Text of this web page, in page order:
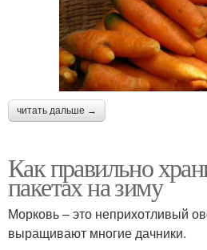
читать дальше →
Как правильно
пакетах на зиму
Морковь – это неприхотливый
выращивают многие дачники.